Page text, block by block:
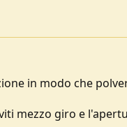
in modo che
mezzo giro e